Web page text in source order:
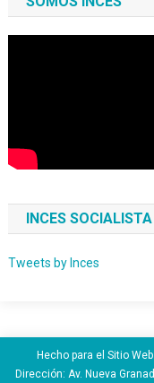
INCES SOCIALISTA
Tweets by Inces
Hecho para el Sitio
Dirección: Av. Nueva